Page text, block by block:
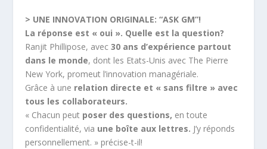
> UNE INNOVATION ORIGINALE: “ASK GM”!
La réponse est « oui ». Quelle est la question?
Ranjit Phillipose, avec30 ans d’expérience partout
dans le monde, dont les Etats-Unis avec The Pierre
New York, promeut l’innovation managériale.
Grâce à une relation directe et « sans filtre » avec
tous les collaborateurs.
« Chacun peut poser des questions, en toute
confidentialité, via une boîte aux lettres. J’y réponds
personnellement. » précise-t-il!